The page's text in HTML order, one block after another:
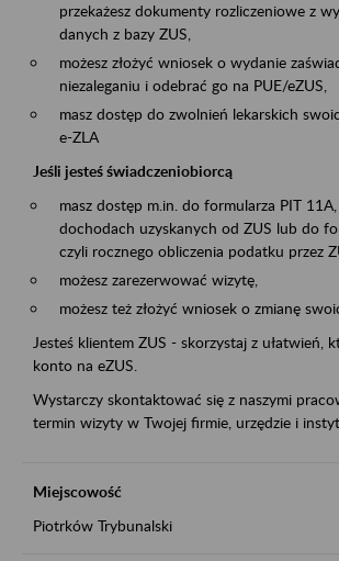
przekażesz dokumenty rozliczeniowe z
danych z bazy ZUS,
możesz złożyć wniosek o wydanie
niezaleganiu i odebrać go na PUE/eZUS,
masz dostęp do zwolnień lekarskich
e-ZLA
Jeśli jesteś świadczeniobiorcą
masz dostęp m.in. do formularza PIT
dochodach uzyskanych od ZUS lub do
czyli rocznego obliczenia podatku przez
możesz zarezerwować wizytę,
możesz też złożyć wniosek o zmianę
Jesteś klientem ZUS - skorzystaj z ułatwień,
konto na eZUS.
Wystarczy skontaktować się z naszymi
termin wizyty w Twojej firmie, urzędzie i
Miejscowość
Piotrków Trybunalski